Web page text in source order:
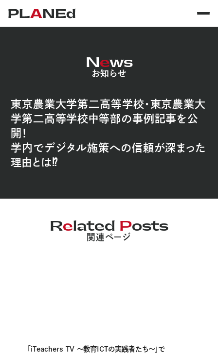
News
お知らせ
東京農業大学第二高等学校・東京農業大
学第二高等学校中等部の事例記事を公
開！
学内でデジタル施策への信頼が深まった
理由とは⁉︎
Related Posts
関連ページ
「iTeachers TV 〜教育ICTの実践者たち〜」で